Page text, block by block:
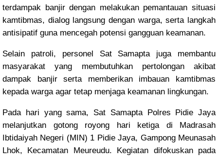
terdampak banjir dengan melakukan pemantauan situasi
kamtibmas, dialog langsung dengan warga, serta langkah
antisipatif guna mencegah potensi gangguan keamanan.
Selain patroli, personel Sat Samapta juga membantu
masyarakat yang membutuhkan pertolongan akibat
dampak banjir serta memberikan imbauan kamtibmas
kepada warga agar tetap menjaga keamanan lingkungan.
Pada hari yang sama, Sat Samapta Polres Pidie Jaya
melanjutkan gotong royong hari ketiga di Madrasah
Ibtidaiyah Negeri (MIN) 1 Pidie Jaya, Gampong Meunasah
Lhok, Kecamatan Meureudu. Kegiatan difokuskan pada